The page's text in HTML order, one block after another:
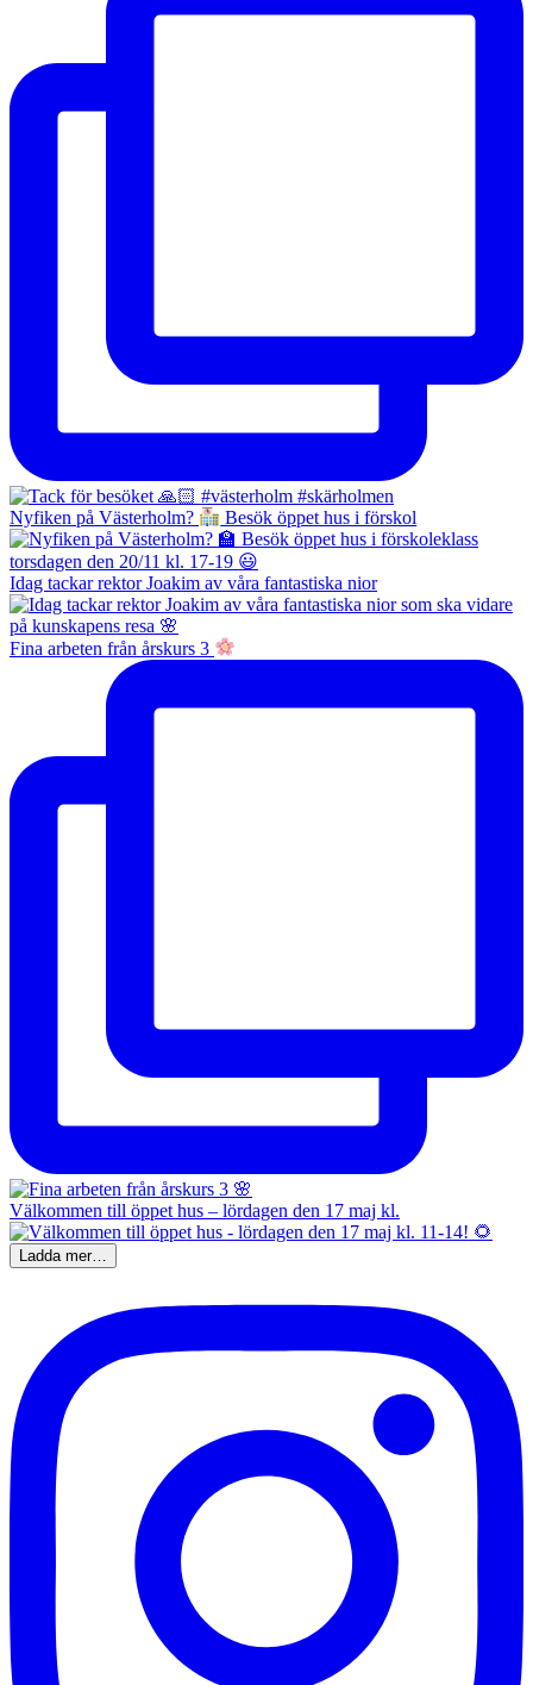
Nyfiken på Västerholm? Besök öppet hus i förskol
Idag tackar rektor Joakim av våra fantastiska nior
Fina arbeten från årskurs 3
Välkommen till öppet hus – lördagen den 17 maj kl.
Ladda mer…